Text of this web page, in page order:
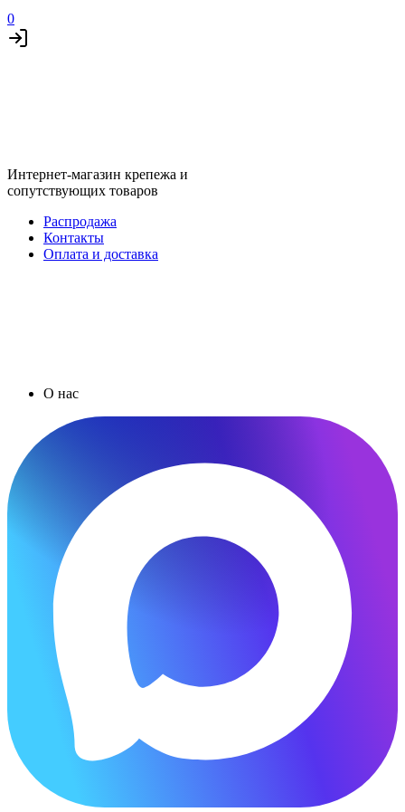
0
Интернет-магазин крепежа и
сопутствующих товаров
Распродажа
Контакты
Оплата и доставка
О нас